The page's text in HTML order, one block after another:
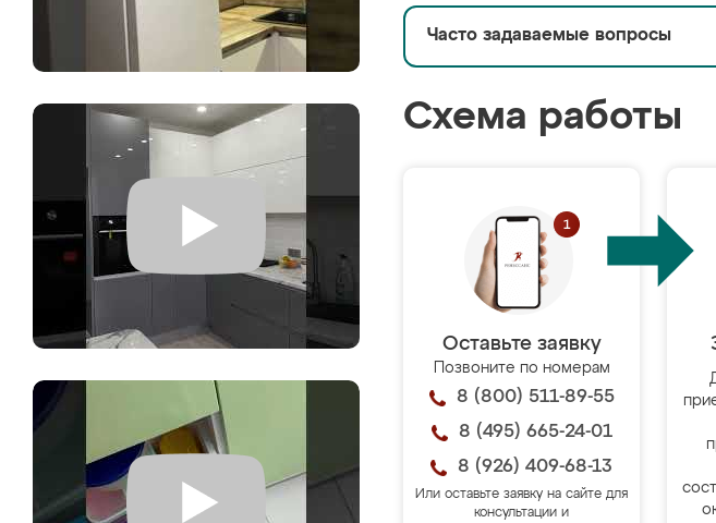
Часто задаваемые вопросы
Схема работы
Оставьте заявку
Позвоните по номерам
8 (800) 511-89-55
8 (495) 665-24-01
8 (926) 409-68-13
Или оставьте заявку на сайте для
консультации и